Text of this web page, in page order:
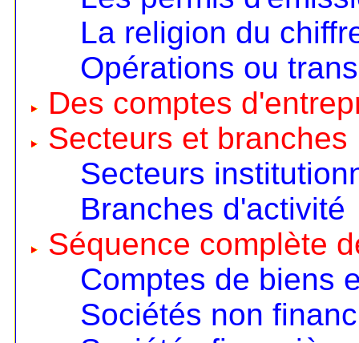
La religion du
Opérations ou
Des comptes
Secteurs et branches
Secteurs
Branches d'activité
Séquence complète
Comptes de biens
Sociétés non